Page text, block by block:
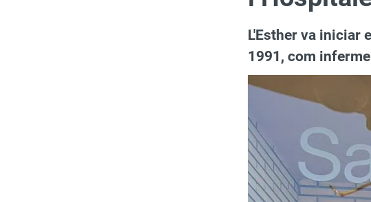
L'Esther va iniciar
1991, com